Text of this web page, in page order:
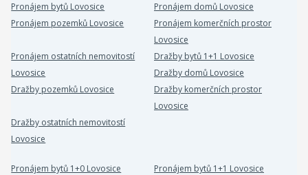
Pronájem bytů Lovosice
Pronájem domů Lovosice
Pronájem pozemků Lovosice
Pronájem komerčních prostor
Lovosice
Pronájem ostatních nemovitostí
Lovosice
Dražby bytů 1+1 Lovosice
Dražby domů Lovosice
Dražby pozemků Lovosice
Dražby komerčních prostor
Lovosice
Dražby ostatních nemovitostí
Lovosice
Pronájem bytů 1+0 Lovosice
Pronájem bytů 1+1 Lovosice